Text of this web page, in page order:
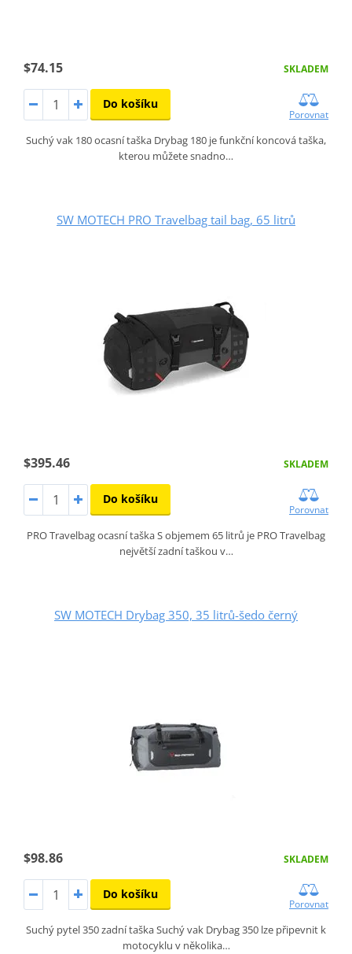
$74.15 SKLADEM
Do košíku
Porovnat
Suchý vak 180 ocasní taška Drybag 180 je funkční koncová taška,
kterou můžete snadno…
SW MOTECH PRO Travelbag tail bag, 65 litrů
$395.46 SKLADEM
Do košíku
Porovnat
PRO Travelbag ocasní taška S objemem 65 litrů je PRO Travelbag
největší zadní taškou v…
SW MOTECH Drybag 350, 35 litrů-šedo černý
$98.86 SKLADEM
Do košíku
Porovnat
Suchý pytel 350 zadní taška Suchý vak Drybag 350 lze připevnit k
motocyklu v několika…